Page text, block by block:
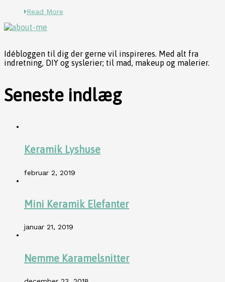
Read More
Idébloggen til dig der gerne vil inspireres. Med alt fra
indretning, DIY og syslerier; til mad, makeup og malerier.
Seneste indlæg
Keramik Lyshuse
februar 2, 2019
Mini Keramik Elefanter
januar 21, 2019
Nemme Karamelsnitter